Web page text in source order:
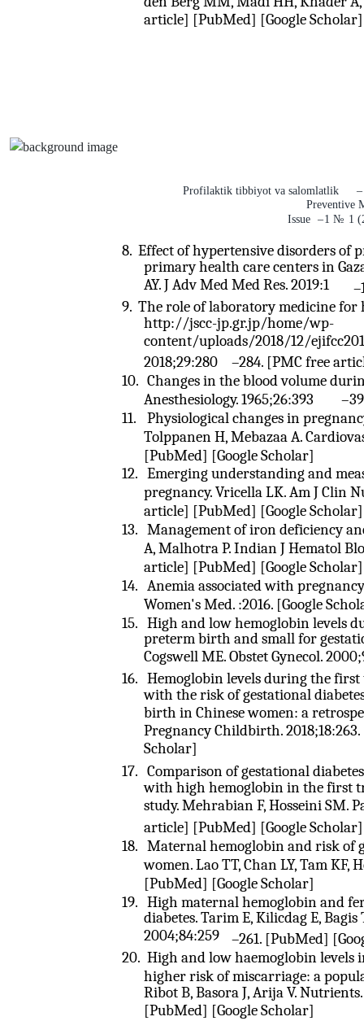
article] [PubMed] [Google Scholar]
Profilaktik tibbiyot va salomlatlik
–
Preventive
Issue –1 № 1
8. Effect of hypertensive disorders of
primary health care centers in
AY. J Adv Med Med Res. 2019:1
–
9. The role of laboratory medicine
http://jscc-jp.gr.jp/home/wp-
content/uploads/2018/12/
2018;29:280
–284. [PMC free
10. Changes in the blood volume
Anesthesiology. 1965;26:393
–
11.
Physiological changes in
Tolppanen H, Mebazaa A.
[PubMed] [Google Scholar]
12. Emerging understanding and
pregnancy. Vricella LK. Am J Clin
article] [PubMed] [Google Scholar]
13. Management of iron deficiency
A, Malhotra P. Indian J Hematol
article] [PubMed] [Google Scholar]
14. Anemia associated with
Women's Med. :2016. [Google
15. High and low hemoglobin levels
preterm birth and small for
Cogswell ME. Obstet Gynecol.
16. Hemoglobin levels during the
with the risk of gestational
birth in Chinese women: a
Pregnancy Childbirth.
Scholar]
17. Comparison of gestational
with high hemoglobin in the first
study. Mehrabian F, Hosseini SM.
article] [PubMed] [Google Scholar]
18. Maternal hemoglobin and risk of
women. Lao TT, Chan LY, Tam KF,
[PubMed] [Google Scholar]
19. High maternal hemoglobin and
diabetes. Tarim E, Kilicdag E, Bagis
2004;84:259
–261. [PubMed]
20. High and low haemoglobin levels
higher risk of miscarriage: a
Ribot B, Basora J, Arija V.
[PubMed] [Google Scholar]